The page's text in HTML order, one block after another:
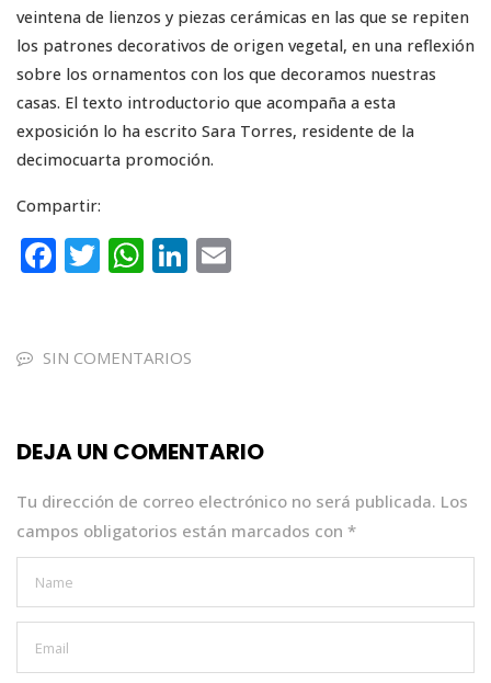
veintena de lienzos y piezas cerámicas en las que se repiten
los patrones decorativos de origen vegetal, en una reflexión
sobre los ornamentos con los que decoramos nuestras
casas. El texto introductorio que acompaña a esta
exposición lo ha escrito Sara Torres, residente de la
decimocuarta promoción.
Compartir:
F
a
e
o
k
T
w
te
W
h
ts
p
Li
n
e
SIN COMENTARIOS
DEJA UN COMENTARIO
Tu dirección de correo electrónico no será publicada. Los
campos obligatorios están marcados con *